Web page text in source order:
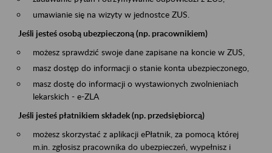
umawianie się na wizyty w jednostce ZUS.
Jeśli jesteś osobą ubezpieczoną (np. pracownikiem)
możesz sprawdzić swoje dane zapisane na koncie w ZUS,
masz dostęp do informacji o stanie konta ubezpieczonego,
masz dostę do informacji o wystawionych zwolnieniach
lekarskich - e-ZLA
Jeśli jesteś płatnikiem składek (np. przedsiębiorcą)
możesz skorzystać z aplikacji ePłatnik, za pomocą której
m.in. zgłosisz pracownika do ubezpieczeń, wypełnisz i